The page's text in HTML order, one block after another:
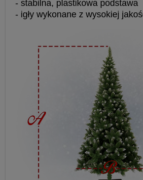
- stabilna, plastikowa podstawa
- igły wykonane z wysokiej